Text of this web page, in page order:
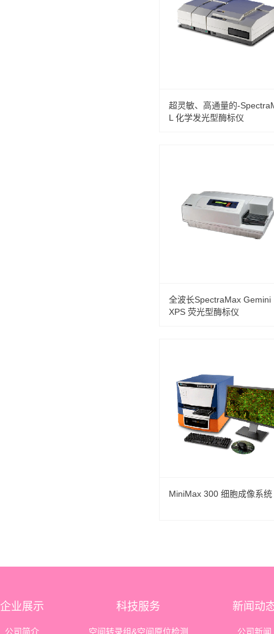
超灵敏、高通量的-
L 化学发光型酶标仪
全波长SpectraMax Gemini
XPS 荧光型酶标仪
MiniMax 300 细胞成像系统
企业展示
公司简介
科技服务
空间转录组&空间原位检测
新闻动
公司新闻